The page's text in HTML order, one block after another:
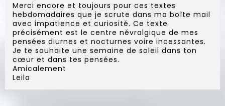
Merci encore et toujours pour ces textes
hebdomadaires que je scrute dans ma boîte mail
avec impatience et curiosité. Ce texte
précisément est le centre névralgique de mes
pensées diurnes et nocturnes voire incessantes.
Je te souhaite une semaine de soleil dans ton
cœur et dans tes pensées.
Amicalement
Leila